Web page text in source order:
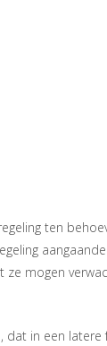
ten
mogen
dat in een